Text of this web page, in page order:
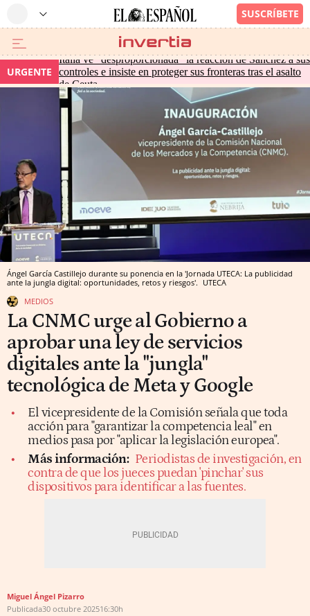
URGENTE
Italia ve "desproporcionada" la reacción de Sánchez a sus
controles e insiste en proteger sus fronteras tras el asalto
de Ceuta
Ángel García Castillejo durante su ponencia en la 'Jornada UTECA: La publicidad
ante la jungla digital: oportunidades, retos y riesgos'. UTECA
MEDIOS
La CNMC urge al Gobierno a
aprobar una ley de servicios
digitales ante la "jungla"
tecnológica de Meta y Google
El vicepresidente de la Comisión señala que toda
acción para "garantizar la competencia leal" en
medios pasa por "aplicar la legislación europea".
Más información: Periodistas de investigación, en
contra de que los jueces puedan 'pinchar' sus
dispositivos para identificar a las fuentes.
Miguel Ángel Pizarro
Publicada30 octubre 202516:30h